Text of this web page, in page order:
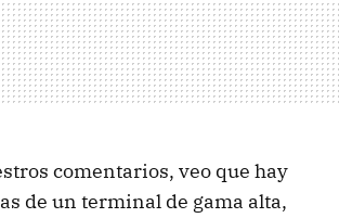
comentarios, veo que hay
de un terminal de gama alta,